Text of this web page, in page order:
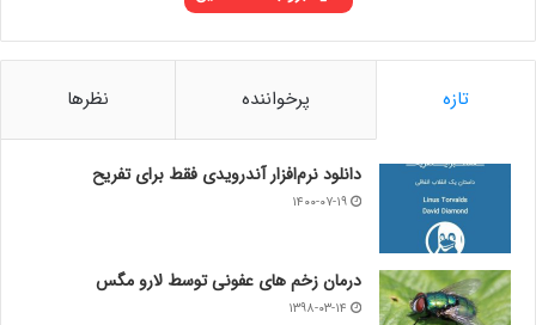
تازه پرخواننده نظرها
دانلود نرم‌افزار آندرویدی فقط برای تفریح
۱۴۰۰-۰۷-۱۹
درمان زخم های عفونی توسط لارو مگس
۱۳۹۸-۰۳-۱۴